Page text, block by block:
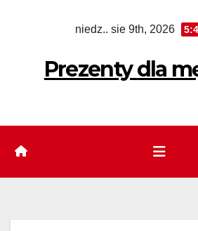
niedz.. sie 9th, 2026
Prezenty dla